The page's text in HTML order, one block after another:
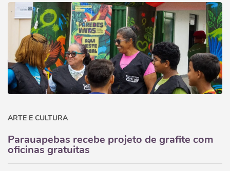
ARTE E CULTURA
Parauapebas recebe projeto de grafite com
oficinas gratuitas